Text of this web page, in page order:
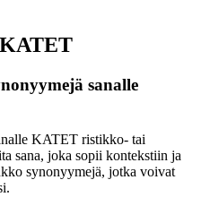
sanalle
KATET ristikko- tai
sana, joka sopii kontekstiin ja
synonyymejä, jotka voivat